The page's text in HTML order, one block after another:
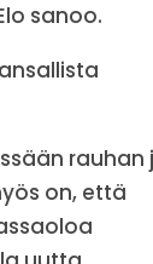
sanoo.
rauhan
on, että